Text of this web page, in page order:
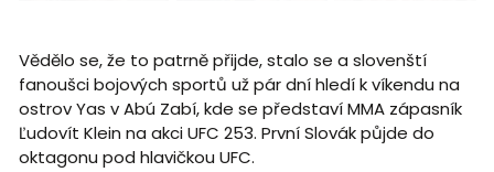
Vědělo se, že to patrně přijde, stalo se a slovenští
fanoušci bojových sportů už pár dní hledí k víkendu na
ostrov Yas v Abú Zabí, kde se představí MMA zápasník
Ľudovít Klein na akci UFC 253. První Slovák půjde do
oktagonu pod hlavičkou UFC.